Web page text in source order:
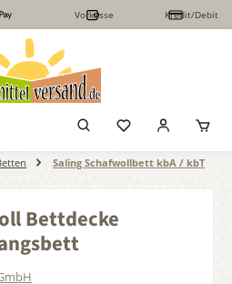
Vorkasse Kredit/Debit
Saling Schafwollbett kbA / kbT
Bettdecke